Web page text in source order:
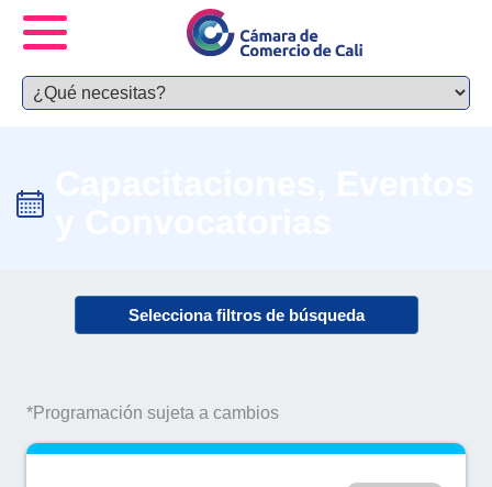
Selecciona filtros de búsqueda
*Programación sujeta a cambios